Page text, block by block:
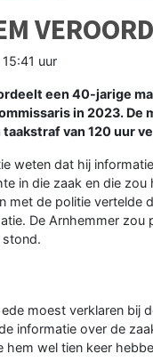
uur
een 40-jarige
in 2023. De
taakstraf van 120 uur
weten dat hij
in die zaak en die
met de politie vertelde
De Arnhemmer
stond.
moest verklaren bij
informatie over de
hem wel tien keer